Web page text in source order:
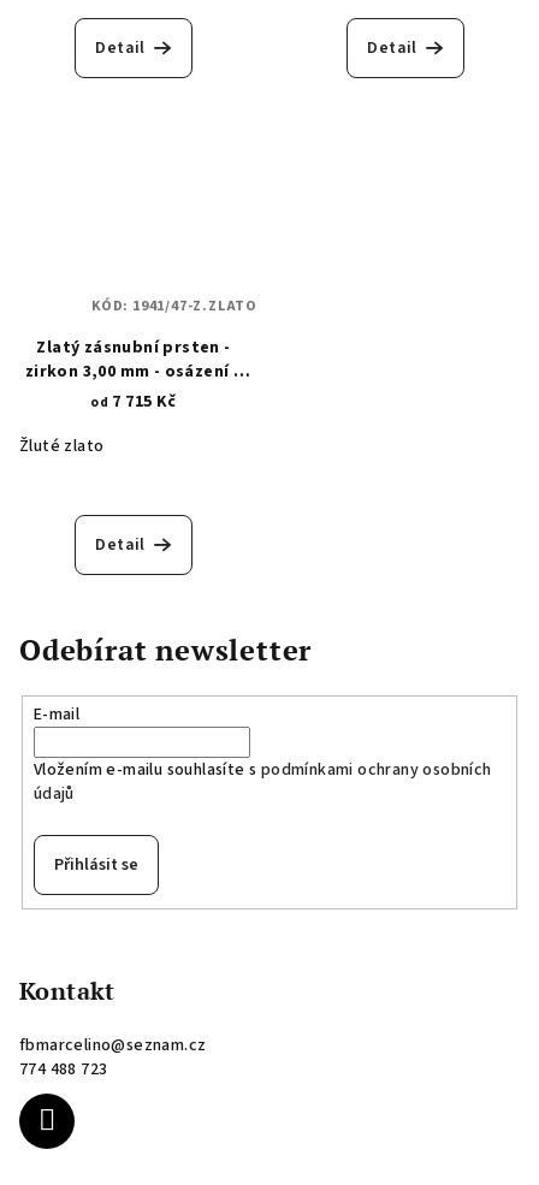
Detail Detail
Zlatý zásnubní prsten -
zirkon 3,00 mm - osázení 6
trojúhelníkových krapen 1941
od 7 715 Kč
Žluté zlato
Detail
KÓD: 1941/47-Z.ZLATO
Odebírat newsletter
E-mail
Vložením e-mailu souhlasíte s podmínkami ochrany osobních
údajů
Přihlásit se
Kontakt
fbmarcelino@seznam.cz
774 488 723